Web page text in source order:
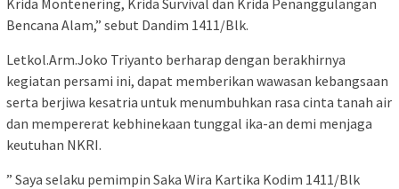
Krida Montenering, Krida Survival dan Krida Penanggulangan
Bencana Alam,” sebut Dandim 1411/Blk.
Letkol.Arm.Joko Triyanto berharap dengan berakhirnya
kegiatan persami ini, dapat memberikan wawasan kebangsaan
serta berjiwa kesatria untuk menumbuhkan rasa cinta tanah air
dan mempererat kebhinekaan tunggal ika-an demi menjaga
keutuhan NKRI.
” Saya selaku pemimpin Saka Wira Kartika Kodim 1411/Blk